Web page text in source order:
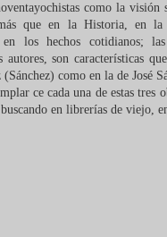
como la
que en la Historia, en
en los hechos cotidianos;
autores, son características
(Sánchez) como en la de José
ce cada una de estas tres
en librerías de viejo,